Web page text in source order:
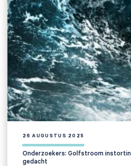
26 AUGUSTUS 2025
Onderzoekers: Golfstroom
gedacht